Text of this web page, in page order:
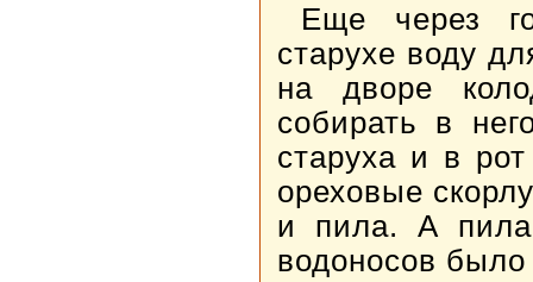
Еще через
старухе воду
на дворе
собирать в
старуха и в
ореховые
и пила. А
водоносов было